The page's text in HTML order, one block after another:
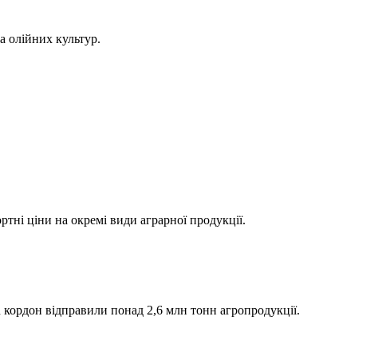
олійних культур.
ціни на окремі види аграрної продукції.
відправили понад 2,6 млн тонн агропродукції.